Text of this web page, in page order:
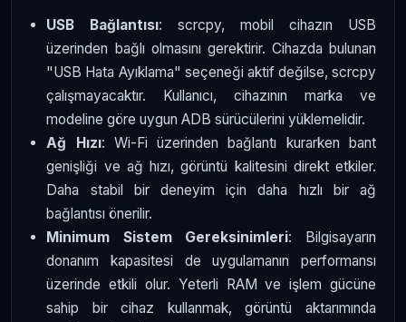
USB Bağlantısı: scrcpy, mobil cihazın USB
üzerinden bağlı olmasını gerektirir. Cihazda bulunan
"USB Hata Ayıklama" seçeneği aktif değilse, scrcpy
çalışmayacaktır. Kullanıcı, cihazının marka ve
modeline göre uygun ADB sürücülerini yüklemelidir.
Ağ Hızı: Wi-Fi üzerinden bağlantı kurarken bant
genişliği ve ağ hızı, görüntü kalitesini direkt etkiler.
Daha stabil bir deneyim için daha hızlı bir ağ
bağlantısı önerilir.
Minimum Sistem Gereksinimleri: Bilgisayarın
donanım kapasitesi de uygulamanın performansı
üzerinde etkili olur. Yeterli RAM ve işlem gücüne
sahip bir cihaz kullanmak, görüntü aktarımında